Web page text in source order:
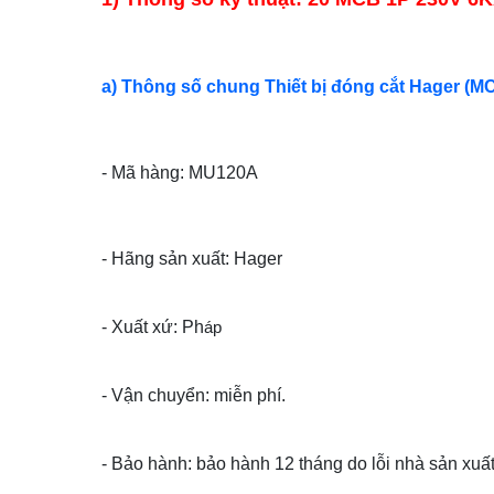
a) Thông số chung Thiết bị đóng cắt Hager
- Mã hàng: MU120A
- Hãng sản xuất: Hager
- Xuất xứ: Pháp
- Vận chuyển: miễn phí.
- Bảo hành: bảo hành 12 tháng do lỗi nhà sản